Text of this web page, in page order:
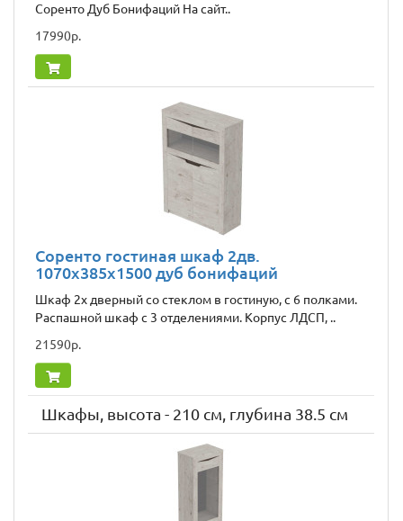
Соренто Дуб Бонифаций На сайт..
17990р.
Соренто гостиная шкаф 2дв.
1070x385x1500 дуб бонифаций
Шкаф 2х дверный со стеклом в гостиную, с 6 полками.
Распашной шкаф с 3 отделениями. Корпус ЛДСП, ..
21590р.
Шкафы, высота - 210 см, глубина 38.5 см